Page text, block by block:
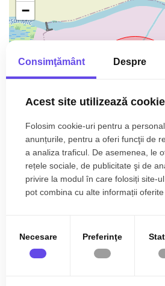
−
Leaflet
Consimţământ Despre
Acest site utilizează
Folosim cookie-uri pentru a
anunțurile, pentru a oferi funcţii de
a analiza traficul. De asemenea, le
rețele sociale, de publicitate şi de
privire la modul în care folosiți site-
pot combina cu alte informații
Necesare Preferinţe